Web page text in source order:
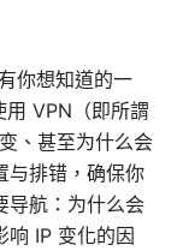
你想知道的一
VPN（即所謂
、甚至为什么会
与排错，确保你
导航：为什么会
响 IP 变化的因